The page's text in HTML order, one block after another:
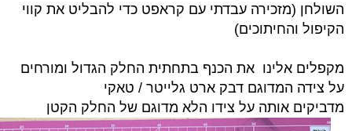
השולחן (מזכירה עבדתי עם קראפט כדי להבליט את קווי
הקיפול והחיתוכים)
מקפלים אלינו את הכנף בתחתית החלק הגדול ומורחים
על צידה המדוגם דבק ארט גלייטר / טאקי
מדביקים אותה על צידו הלא מדוגם של החלק הקטן